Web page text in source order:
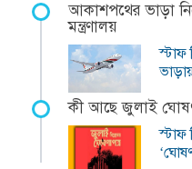
আকাশপথের ভাড়া
মন্ত্রণালয়
স্টাফ
কী আছে জুলাই
স্টাফ